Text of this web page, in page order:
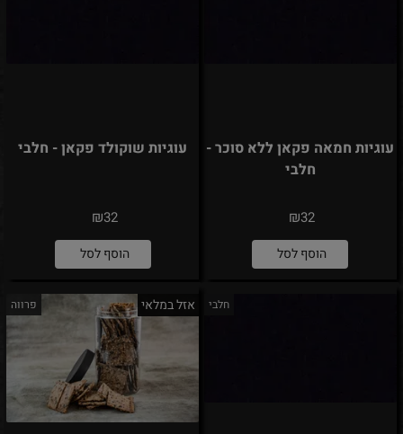
עוגיות חמאה פקאן ללא סוכר -
חלבי
₪32
הוסף לסל
עוגיות שוקולד פקאן - חלבי
₪32
הוסף לסל
חלבי פרווה אזל במלאי